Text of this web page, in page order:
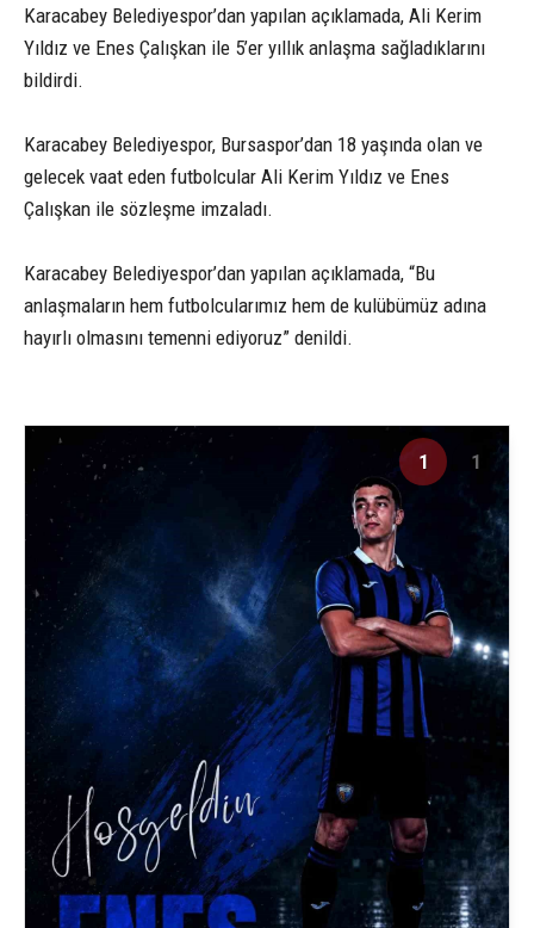
Karacabey Belediyespor’dan yapılan açıklamada, Ali Kerim
Yıldız ve Enes Çalışkan ile 5’er yıllık anlaşma sağladıklarını
bildirdi.
Karacabey Belediyespor, Bursaspor’dan 18 yaşında olan ve
gelecek vaat eden futbolcular Ali Kerim Yıldız ve Enes
Çalışkan ile sözleşme imzaladı.
Karacabey Belediyespor’dan yapılan açıklamada, “Bu
anlaşmaların hem futbolcularımız hem de kulübümüz adına
hayırlı olmasını temenni ediyoruz” denildi.
1 1